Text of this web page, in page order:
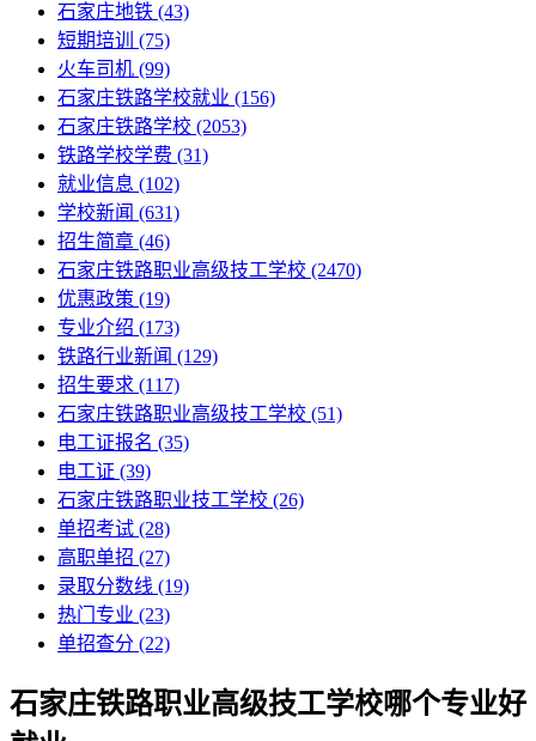
石家庄地铁 (43)
短期培训
(75)
火车司机 (99)
石家庄铁路学校就业 (156)
石家庄铁路学校 (2053)
铁路学校学费 (31)
就业信息 (102)
学校新闻 (631)
招生简章 (46)
石家庄铁路职业高级技工学校 (2470)
优惠政策 (19)
专业介绍 (173)
铁路行业新闻 (129)
招生要求 (117)
石家庄铁路职业高级技工学校​ (51)
电工证报名 (35)
电工证 (39)
石家庄铁路职业技工学校 (26)
单招考试 (28)
高职单招 (27)
录取分数线 (19)
热门专业 (23)
单招查分 (22)
石家庄铁路职业高级技工学校哪个专业好